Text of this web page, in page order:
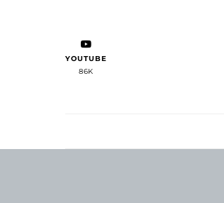
YOUTUBE
86K